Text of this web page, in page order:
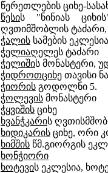
წერეთლების ციხე-
წესის "ნინიას
ღვთიმშობლის ტაძარი,
ჭალის სამების ეკლესია
ჭელიაღელეს ტაძარი
ჭელიშის მონასტერი,
ჭიდროთციხე თავისი
ჭიორის გოდოლნი 5.
ჭოლევის მონასტერი
ჭყვიშის ციხე
ხვანჭკარის
ხიდიკარის ციხე, ორი
ხიმშის წმ.გიორგის
ხონჭიორი
ხოტევის ეკლესია,